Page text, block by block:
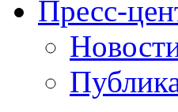
Пресс-